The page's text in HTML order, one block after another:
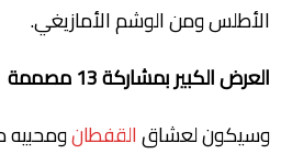
الأطلس ومن الوشم الأمازيغي.
العرض الكبير بمشاركة 13 مصممة
وسيكون لعشاقالقفطانومحبيه